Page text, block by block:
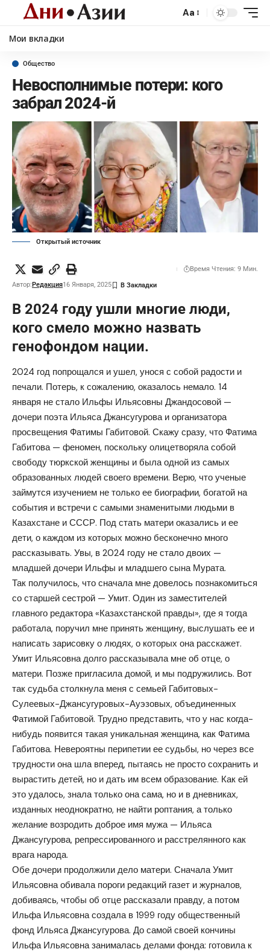
Aa
Мои вкладки
Общество
Невосполнимые потери: кого
забрал 2024-й
Открытый источник
Автор:Редакция16 Января, 2025
Время Чтения: 9 Мин.
В 2024 году ушли многие люди,
кого смело можно назвать
генофондом нации.
2024 год попрощался и ушел, унося с собой радости и
печали. Потерь, к сожалению, оказалось немало. 14
января не стало Ильфы Ильясовны Джандосовой —
дочери поэта Ильяса Джансугурова и организатора
просвещения Фатимы Габитовой. Скажу сразу, что Фатима
Габитова — феномен, поскольку олицетворяла собой
свободу тюркской женщины и была одной из самых
образованных людей своего времени. Верю, что ученые
займутся изучением не только ее биографии, богатой на
события и встречи с самыми знаменитыми людьми в
Казахстане и СССР. Под стать матери оказались и ее
дети, о каждом из которых можно бесконечно много
рассказывать. Увы, в 2024 году не стало двоих —
младшей дочери Ильфы и младшего сына Мурата.
Так получилось, что сначала мне довелось познакомиться
со старшей сестрой — Умит. Один из заместителей
главного редактора «Казахстанской правды», где я тогда
работала, поручил мне принять женщину, выслушать ее и
написать зарисовку о людях, о которых она расскажет.
Умит Ильясовна долго рассказывала мне об отце, о
матери. Позже пригласила домой, и мы подружились. Вот
так судьба столкнула меня с семьей Габитовых-
Сулеевых-Джансугуровых-Ауэзовых, объединенных
Фатимой Габитовой. Трудно представить, что у нас когда-
нибудь появится такая уникальная женщина, как Фатима
Габитова. Невероятны перипетии ее судьбы, но через все
трудности она шла вперед, пытаясь не просто сохранить и
вырастить детей, но и дать им всем образование. Как ей
это удалось, знала только она сама, но и в дневниках,
изданных неоднократно, не найти роптания, а только
желание возродить доброе имя мужа — Ильяса
Джансугурова, репрессированного и расстрелянного как
врага народа.
Обе дочери продолжили дело матери. Сначала Умит
Ильясовна обивала пороги редакций газет и журналов,
добиваясь, чтобы об отце рассказали правду, а потом
Ильфа Ильясовна создала в 1999 году общественный
фонд Ильяса Джансугурова. До самой своей кончины
Ильфа Ильясовна занималась делами фонда: готовила к